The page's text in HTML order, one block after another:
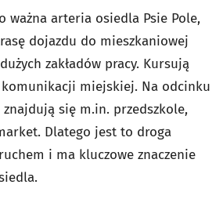
ważna arteria osiedla Psie Pole,
dojazdu do mieszkaniowej
zakładów pracy. Kursują
miejskiej. Na odcinku
się m.in. przedszkole,
Dlatego jest to droga
i ma kluczowe znaczenie